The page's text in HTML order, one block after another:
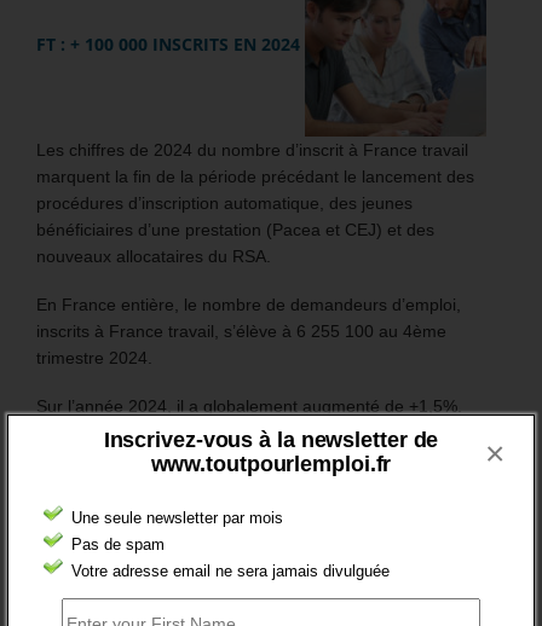
Inscrivez-vous à la newsletter de
www.toutpourlemploi.fr
Une seule newsletter par mois
Pas de spam
Votre adresse email ne sera jamais divulguée
×
FT : + 100 000 INSCRITS EN 2024
Les chiffres de 2024 du nombre d’inscrit à France travail
marquent la fin de la période précédant le lancement des
procédures d’inscription automatique, des jeunes
bénéficiaires d’une prestation (Pacea et CEJ) et des
nouveaux allocataires du RSA.
En France entière, le nombre de demandeurs d’emploi,
inscrits à France travail, s’élève à 6 255 100 au 4ème
trimestre 2024.
Sur l’année 2024, il a globalement augmenté de +1,5%.
Mais surtout, en catégorie A, le nombre des inscrits (sans
emploi et tenus de rechercher un emploi) a augmenté de
106 200 (soit +3,5%).
Plus généralement, le nombre des inscrits tenus de
rechercher un emploi (A, B ou C) aura augmenté de 97 200